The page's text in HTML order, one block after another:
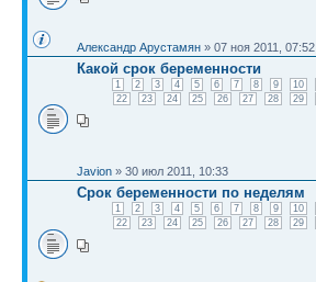
Александр Арустамян » 07 ноя 2011, 07:52
Какой срок беременности
1 2 3 4 5 6 7 8 9 10
22
23 24 25 26 27 28 29
Javion » 30 июл 2011, 10:33
Срок беременности по неделям
1 2 3 4 5 6 7 8 9 10
22
23 24 25 26 27 28 29